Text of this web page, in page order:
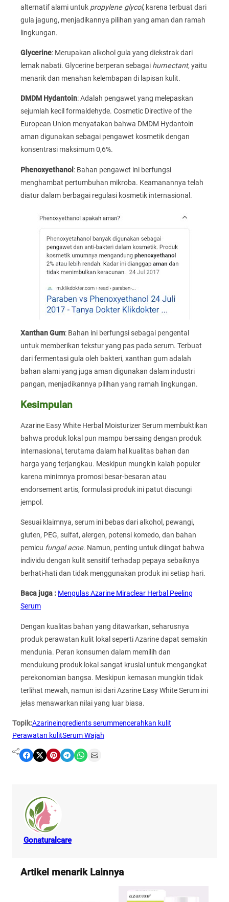
alternatif alami untuk propylene glycol, karena terbuat dari
gula jagung, menjadikannya pilihan yang aman dan ramah
lingkungan.
Glycerine: Merupakan alkohol gula yang diekstrak dari
lemak nabati. Glycerine berperan sebagai humectant, yaitu
menarik dan menahan kelembapan di lapisan kulit.
DMDM Hydantoin: Adalah pengawet yang melepaskan
sejumlah kecil formaldehyde. Cosmetic Directive of the
European Union menyatakan bahwa DMDM Hydantoin
aman digunakan sebagai pengawet kosmetik dengan
konsentrasi maksimum 0,6%.
Phenoxyethanol : Bahan pengawet ini berfungsi
menghambat pertumbuhan mikroba. Keamanannya telah
diatur dalam berbagai regulasi kosmetik internasional.
Xanthan Gum: Bahan ini berfungsi sebagai pengental
untuk memberikan tekstur yang pas pada serum. Terbuat
dari fermentasi gula oleh bakteri, xanthan gum adalah
bahan alami yang juga aman digunakan dalam industri
pangan, menjadikannya pilihan yang ramah lingkungan.
Kesimpulan
Azarine Easy White Herbal Moisturizer Serum membuktikan
bahwa produk lokal pun mampu bersaing dengan produk
internasional, terutama dalam hal kualitas bahan dan
harga yang terjangkau. Meskipun mungkin kalah populer
karena minimnya promosi besar-besaran atau
endorsement artis, formulasi produk ini patut diacungi
jempol.
Sesuai klaimnya, serum ini bebas dari alkohol, pewangi,
gluten, PEG, sulfat, alergen, potensi komedo, dan bahan
pemicu fungal acne. Namun, penting untuk diingat bahwa
individu dengan kulit sensitif terhadap pepaya sebaiknya
berhati-hati dan tidak menggunakan produk ini setiap hari.
Baca juga : Mengulas Azarine Miraclear Herbal Peeling
Serum
Dengan kualitas bahan yang ditawarkan, seharusnya
produk perawatan kulit lokal seperti Azarine dapat semakin
mendunia. Peran konsumen dalam memilih dan
mendukung produk lokal sangat krusial untuk mengangkat
perekonomian bangsa. Meskipun kemasan mungkin tidak
terlihat mewah, namun isi dari Azarine Easy White Serum ini
jelas menawarkan nilai yang luar biasa.
Topik:Azarineingredients serummencerahkan kulit
Perawatan kulitSerum Wajah
Share on Facebook Share on X Share on Pinterest Share on Telegram Share on WhatsApp Share on Email
Gonaturalcare
Artikel menarik Lainnya